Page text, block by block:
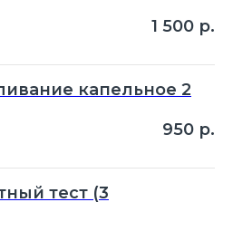
1 500 р.
капельное 2
950 р.
тест (3